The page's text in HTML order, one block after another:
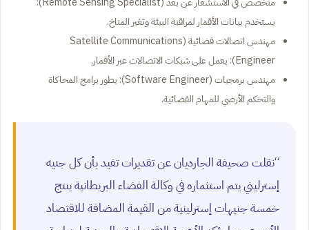
يستخدم بيانات الأقمار لمراقبة البيئة وتغير المناخ.
مهندس اتصالات فضائية (Satellite Communications
Engineer): يعمل على شبكات الاتصالات عبر الأقمار.
مهندس برمجيات (Software Engineer): يطور برامج المحاكاة
والتحكم الأرضي للمهام الفضائية.
“نقلت صحيفة الجارديان عن تقديرات تفيد بأن كل جنيه
إسترليني يتم استثماره في وكالة الفضاء البريطانية ينتج
خمسة جنيهات إسترلينية من القيمة المضافة للاقتصاد